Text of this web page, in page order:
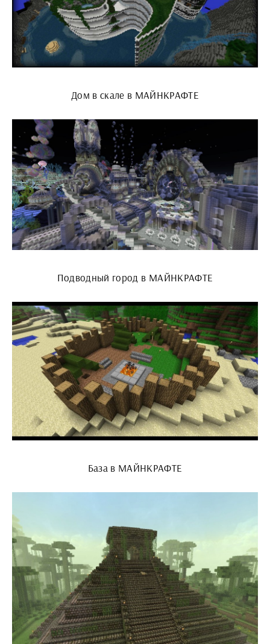
Дом в скале в МАЙНКРАФТЕ
Подводный город в МАЙНКРАФТЕ
База в МАЙНКРАФТЕ